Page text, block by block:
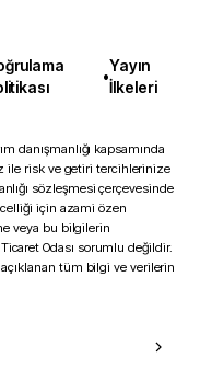
•
Yayın
İlkeleri
danışmanlığı kapsamında
ile risk ve getiri tercihlerinize
sözleşmesi çerçevesinde
için azami özen
veya bu bilgilerin
Odası sorumlu değildir.
tüm bilgi ve verilerin